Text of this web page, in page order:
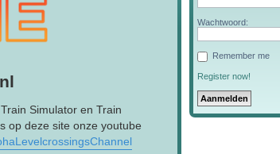
Simulator en Train
op deze site onze youtube
Wachtwoord:
Remember me
Register now!